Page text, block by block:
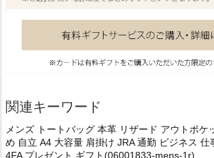
関連キーワード
メンズ トートバッグ 本革 リザード アウトポケ
め 自立 A4 大容量 肩掛け JRA 通勤 ビジネス 仕
4FA プレゼント ギフト(06001833-mens-1r)